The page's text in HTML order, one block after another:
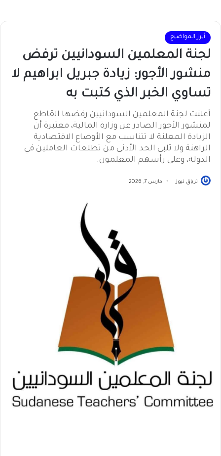
أبرز المواضيع
لجنة المعلمين السودانيين ترفض
منشور الأجور: زيادة جبريل ابراهيم لا
تساوي الخبر الذي كتبت به
أعلنت لجنة المعلمين السودانيين رفضها القاطع
لمنشور الأجور الصادر عن وزارة المالية، معتبرة أن
الزيادة المعلنة لا تتناسب مع الأوضاع الاقتصادية
الراهنة ولا تلبي الحد الأدنى من تطلعات العاملين في
الدولة، وعلى رأسهم المعلمون.
ترياق نيوز مارس 7, 2026